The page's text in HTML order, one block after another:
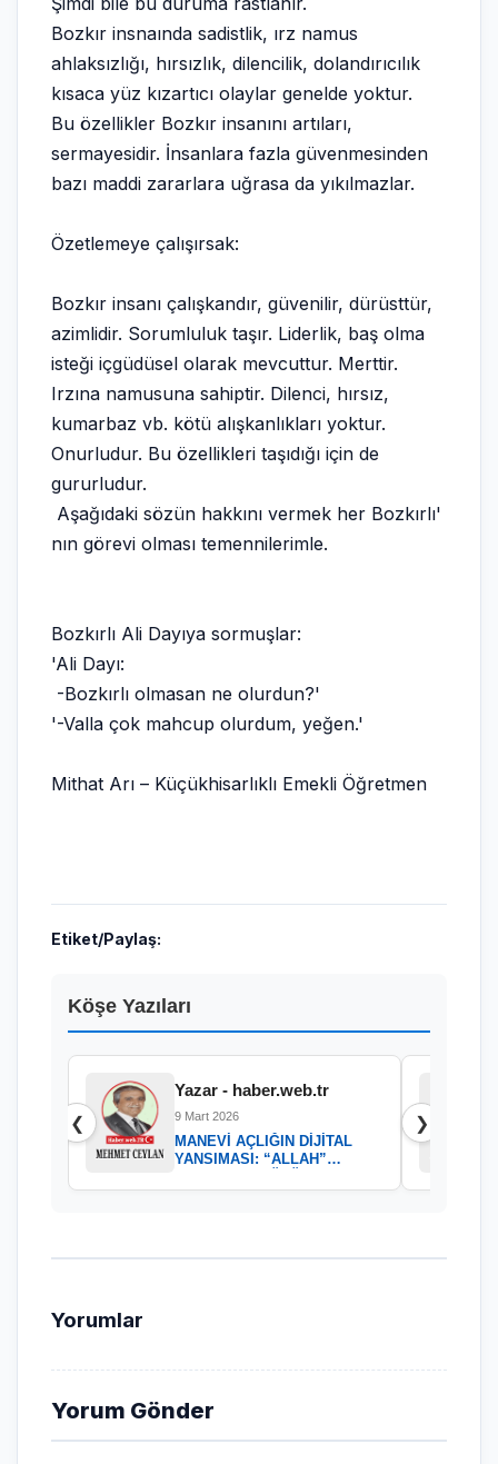
Bozkır insnaında sadistlik, ırz namus
ahlaksızlığı, hırsızlık, dilencilik, dolandırıcılık
kısaca yüz kızartıcı olaylar genelde yoktur.
Bu özellikler Bozkır insanını artıları,
sermayesidir. İnsanlara fazla güvenmesinden
bazı maddi zararlara uğrasa da yıkılmazlar.
Özetlemeye çalışırsak:
Bozkır insanı çalışkandır, güvenilir, dürüsttür,
azimlidir. Sorumluluk taşır. Liderlik, baş olma
isteği içgüdüsel olarak mevcuttur. Merttir.
Irzına namusuna sahiptir. Dilenci, hırsız,
kumarbaz vb. kötü alışkanlıkları yoktur.
Onurludur. Bu özellikleri taşıdığı için de
gururludur.
Aşağıdaki sözün hakkını vermek her Bozkırlı'
nın görevi olması temennilerimle.
Bozkırlı Ali Dayıya sormuşlar:
'Ali Dayı:
-Bozkırlı olmasan ne olurdun?'
'-Valla çok mahcup olurdum, yeğen.'
Mithat Arı – Küçükhisarlıklı Emekli Öğretmen
Etiket/Paylaş:
Köşe Yazıları
❮
Yazar - haber.web.tr
9 Mart 2026
MANEVİ AÇLIĞIN DİJİTAL
YANSIMASI: “ALLAH”
❯
Yorumlar
Yorum Gönder